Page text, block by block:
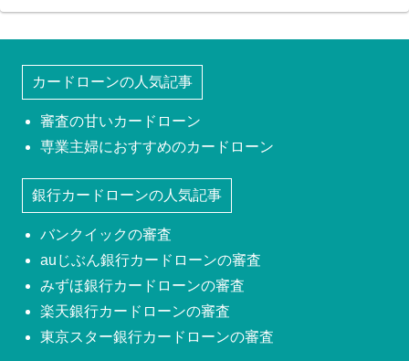
カードローンの人気記事
審査の甘いカードローン
専業主婦におすすめのカードローン
銀行カードローンの人気記事
バンクイックの審査
auじぶん銀行カードローンの審査
みずほ銀行カードローンの審査
楽天銀行カードローンの審査
東京スター銀行カードローンの審査